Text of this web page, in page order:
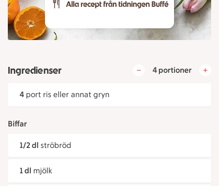
Ingredienser 4 portioner
4 port ris eller annat gryn
Biffar
1/2 dl ströbröd
1 dl mjölk